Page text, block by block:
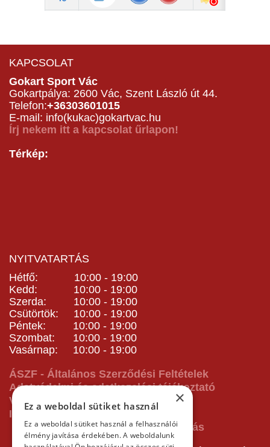
KAPCSOLAT
Gokart Sport Vác
Gokartpálya: 2600 Vác, Szent László út 44.
Telefon:+36303601015
E-mail: info(kukac)gokartvac.hu
Írj nekem itt a kapcsolat űrlapon!
Térkép:
NYITVATARTÁS
Hétfő: 10:00 - 19:00
Kedd: 10:00 - 19:00
Szerda: 10:00 - 19:00
Csütörtök: 10:00 - 19:00
Péntek: 10:00 - 19:00
Szombat: 10:00 - 19:00
Vasárnap: 10:00 - 19:00
ÁSZF - Általános Szerződési Feltételek
Adatvédelmi és adatkezelési tájékoztató
Vásárlás előtti tájékoztató
Impresszum
×
Ez a weboldal sütiket használ
Ez a weboldal sütiket használ a felhasználói
élmény javítása érdekében. A weboldalunk